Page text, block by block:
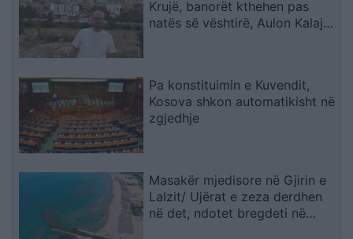
Krujë, banorët kthehen pas
natës së vështirë, Aulon Kalaja:
Pa konstituimin e Kuvendit,
Kosova shkon automatikisht në
zgjedhje
Masakër mjedisore në Gjirin e
Lalzit/ Ujërat e zeza derdhen
në det, ndotet bregdeti në